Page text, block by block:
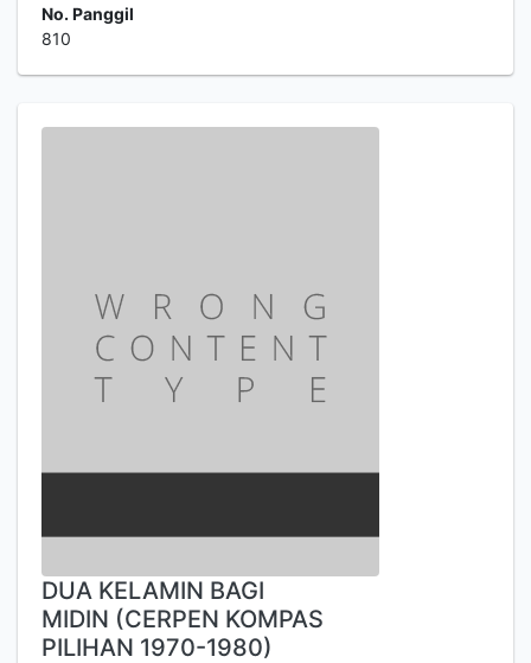
No. Panggil
810
DUA KELAMIN BAGI
MIDIN (CERPEN KOMPAS
PILIHAN 1970-1980)